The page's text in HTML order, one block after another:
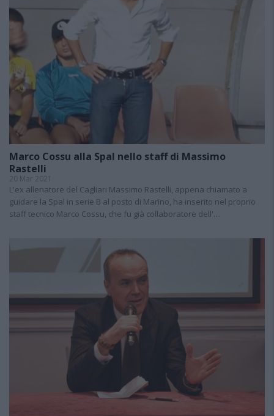
Marco Cossu alla Spal nello staff di Massimo
Rastelli
20 Mar 2021
L'ex allenatore del Cagliari Massimo Rastelli, appena chiamato a
guidare la Spal in serie B al posto di Marino, ha inserito nel proprio
staff tecnico Marco Cossu, che fu già collaboratore dell'…